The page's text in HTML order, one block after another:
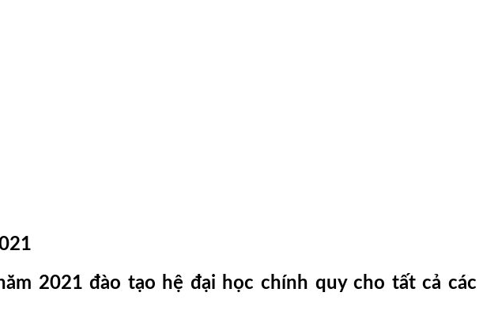
2021 đào tạo hệ đại học chính quy cho tất cả các